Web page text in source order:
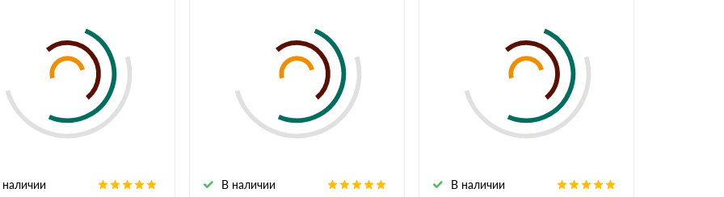
В наличии В наличии